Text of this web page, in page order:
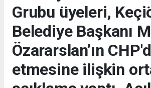
Grubu üyeleri,
Belediye Başkanı
Özararslan’ın
etmesine ilişkin